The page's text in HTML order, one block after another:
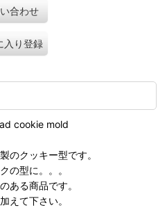
合わせ
入り登録
cookie mold
のクッキー型です。
の型に。。。
ある商品です。
えて下さい。